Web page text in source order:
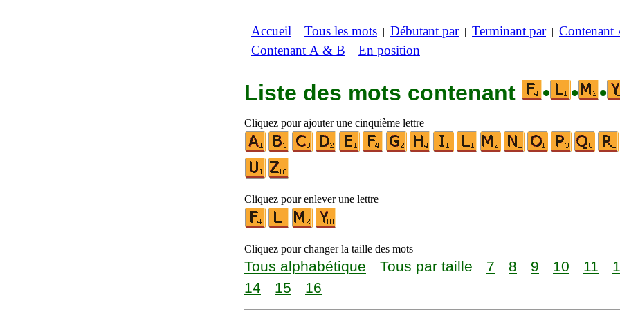
Accueil | Tous les mots | Débutant par| Terminant par| Contenant
Contenant A & B | En position
Liste des mots contenant • • •
Cliquez pour ajouter une cinquième lettre
Cliquez pour enlever une lettre
Cliquez pour changer la taille des mots
Tous alphabétique Tous par taille 7 8 9 10 11
14
15 16